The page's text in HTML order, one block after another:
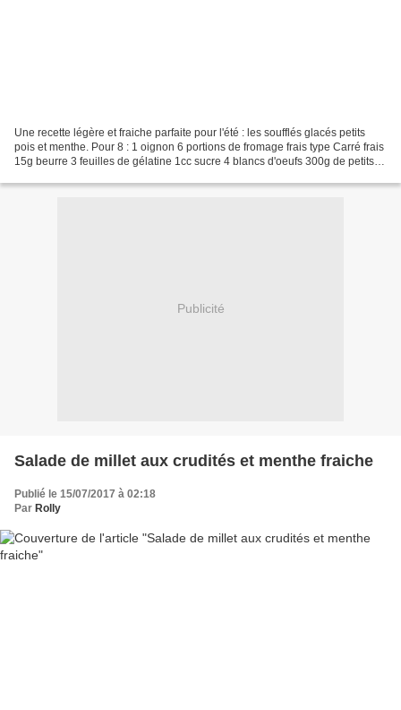
Une recette légère et fraiche parfaite pour l'été : les soufflés glacés petits
pois et menthe. Pour 8 : 1 oignon 6 portions de fromage frais type Carré frais
15g beurre 3 feuilles de gélatine 1cc sucre 4 blancs d'oeufs 300g de petits
Publicité
Salade de millet aux crudités et menthe fraiche
Publié le 15/07/2017 à 02:18
Par Rolly